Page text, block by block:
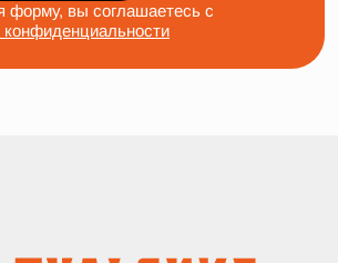
форму, вы соглашаетесь с
конфиденциальности